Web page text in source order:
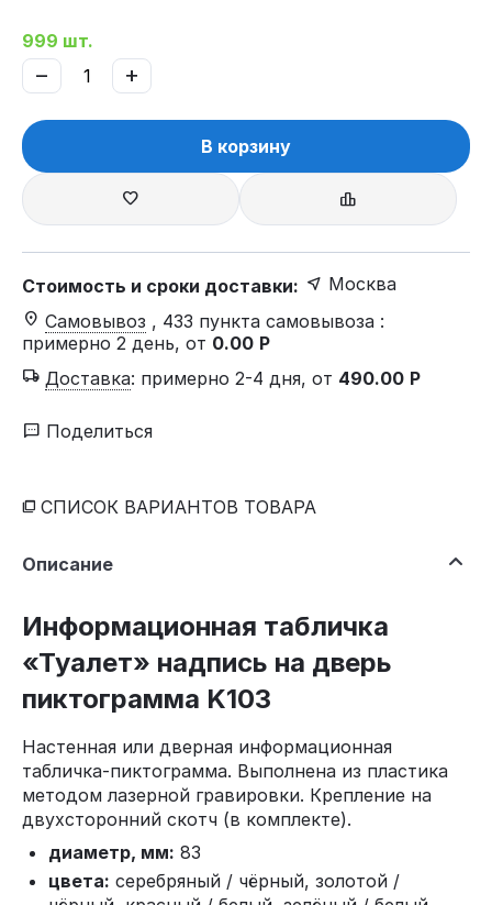
999 шт.
+
−
В корзину
Стоимость и сроки доставки:
Москва
Самовывоз , 433 пункта самовывоза :
примерно 2 день, от 0.00 Р
Доставка: примерно 2-4 дня, от 490.00 Р
Поделиться
СПИСОК ВАРИАНТОВ ТОВАРА
Описание
Информационная табличка
«Туалет» надпись на дверь
пиктограмма K103
Настенная или дверная информационная
табличка-пиктограмма. Выполнена из пластика
методом лазерной гравировки. Крепление на
двухсторонний скотч (в комплекте).
диаметр, мм: 83
цвета: серебряный / чёрный, золотой /